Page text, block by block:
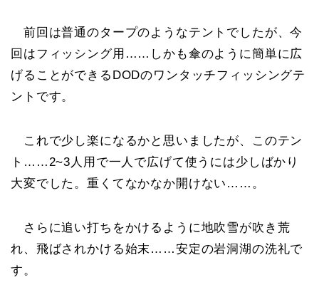
前回は普通のタープのようなテントでしたが、今
回はフィッシング用……しかも傘のように簡単に広
げることができるDODのワンタッチフィッシングテ
ントです。
これで少し楽になるかと思いましたが、このテン
ト……2~3人用で一人で広げて使うには少しばかり
大変でした。重くてなかなか開けない……。
さらに追い打ちをかけるように地吹雪が吹き荒
れ、飛ばされかける始末……安定の岩洞湖の洗礼で
す。